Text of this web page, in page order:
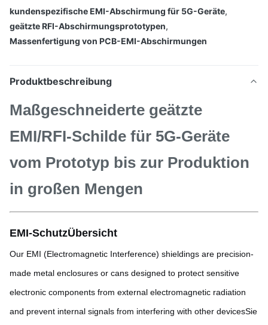
kundenspezifische EMI-Abschirmung für 5G-Geräte,
geätzte RFI-Abschirmungsprototypen,
Massenfertigung von PCB-EMI-Abschirmungen
Produktbeschreibung
Maßgeschneiderte geätzte
EMI/RFI-Schilde für 5G-Geräte
vom Prototyp bis zur Produktion
in großen Mengen
EMI-SchutzÜbersicht
Our EMI (Electromagnetic Interference) shieldings are precision-
made metal enclosures or cans designed to protect sensitive
electronic components from external electromagnetic radiation
and prevent internal signals from interfering with other devicesSie